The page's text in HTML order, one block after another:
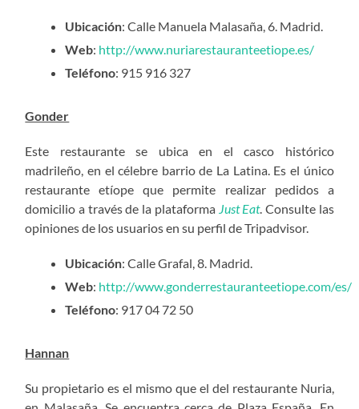
Ubicación: Calle Manuela Malasaña, 6. Madrid.
Web: http://www.nuriarestauranteetiope.es/
Teléfono: 915 916 327
Gonder
Este restaurante se ubica en el casco histórico
madrileño, en el célebre barrio de La Latina. Es el único
restaurante etíope que permite realizar pedidos a
domicilio a través de la plataforma Just Eat. Consulte las
opiniones de los usuarios en su perfil de Tripadvisor.
Ubicación: Calle Grafal, 8. Madrid.
Web: http://www.gonderrestauranteetiope.com/es/
Teléfono: 917 04 72 50
Hannan
Su propietario es el mismo que el del restaurante Nuria,